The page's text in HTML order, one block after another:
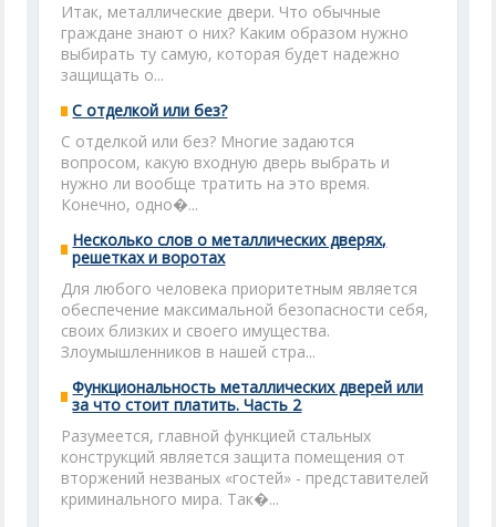
Итак, металлические двери. Что обычные
граждане знают о них? Каким образом нужно
выбирать ту самую, которая будет надежно
защищать о...
С отделкой или без?
С отделкой или без? Многие задаются
вопросом, какую входную дверь выбрать и
нужно ли вообще тратить на это время.
Конечно, одно�...
Несколько слов о металлических дверях,
решетках и воротах
Для любого человека приоритетным является
обеспечение максимальной безопасности себя,
своих близких и своего имущества.
Злоумышленников в нашей стра...
Функциональность металлических дверей или
за что стоит платить. Часть 2
Разумеется, главной функцией стальных
конструкций является защита помещения от
вторжений незваных «гостей» - представителей
криминального мира. Так�...